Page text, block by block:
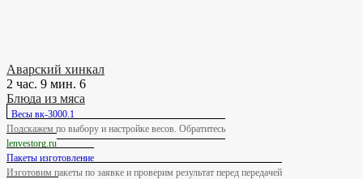
Аварский хинкал
2 час. 9 мин. 6
Блюда из мяса
Весы вк-3000.1
Подскажем по выбору и настройке весов. Обратитесь
lenvestorg.ru
Пакеты изготовление
Изготовим пакеты по заявке и проверим результат перед передачей